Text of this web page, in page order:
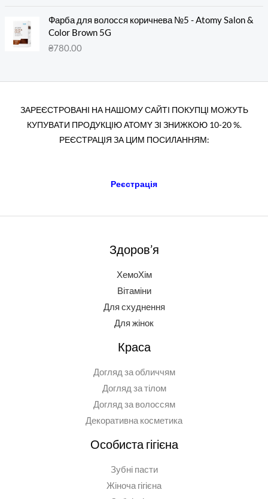
Фарба для волосся коричнева №5 - Atomy Salon &
Color Brown 5G
₴780.00
ЗАРЕЄСТРОВАНІ НА НАШОМУ САЙТІ ПОКУПЦІ МОЖУТЬ
КУПУВАТИ ПРОДУКЦІЮ АТОМY ЗІ ЗНИЖКОЮ 10-20 %.
РЕЄСТРАЦІЯ ЗА ЦИМ ПОСИЛАННЯМ:
Реєстрація
Здоров’я
ХемоХім
Вітаміни
Для схуднення
Для жінок
Краса
Догляд за обличчям
Догляд за тілом
Догляд за волоссям
Декоративна косметика
Особиста гігієна
Зубні пасти
Жіноча гігієна